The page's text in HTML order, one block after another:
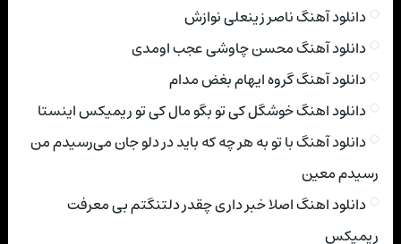
دانلود آهنگ ناصر زینعلی نوازش
دانلود آهنگ محسن چاوشی عجب اومدی
دانلود آهنگ گروه ایهام بغض مدام
دانلود اهنگ خوشگل کی تو بگو مال کی تو ریمیکس اینستا
دانلود آهنگ با تو به هر چه که باید در دلو جان می‌رسیدم من
رسیدم معین
دانلود اهنگ اصلا خبر داری چقدر دلتنگتم بی معرفت
ریمیکس